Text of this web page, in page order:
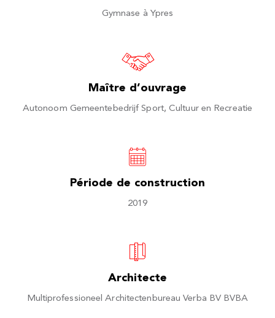
Gymnase à Ypres
Maître d’ouvrage
Autonoom Gemeentebedrijf Sport, Cultuur en Recreatie
Période de construction
2019
Architecte
Multiprofessioneel Architectenbureau Verba BV BVBA